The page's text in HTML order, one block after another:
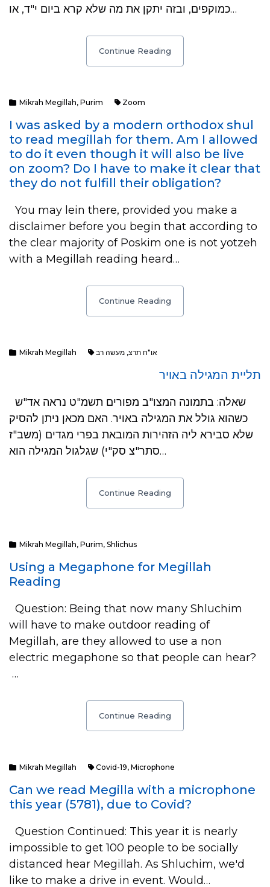
כמוקפים, ובזה יתקן את מה שלא קרא ביום י"ד, או…
Continue Reading
Mikrah Megillah, Purim Zoom
I was asked by a modern orthodox shul
to read megillah for them. Am I allowed
to do it even though it will also be live
on zoom? Do I have to make it clear that
they do not fulfill their obligation?
You may lein there, provided you make a
disclaimer before you begin that according to
the clear majority of Poskim one is not yotzeh
with a Megillah reading heard…
Continue Reading
Mikrah Megillah או"ח תרצ, מעשה רב
תליית המגילה באויר
כשהוא גולל את המגילה באויר. האם מכאן ניתן להסיק
שלא סבירא ליה הזהירות המובאת בפרי מגדים (משב"ז
סתר"צ סק"י) שגלגול המגילה הוא…
Continue Reading
Mikrah Megillah, Purim, Shlichus
Using a Megaphone for Megillah
Reading
Question: Being that now many Shluchim
will have to make outdoor reading of
Megillah, are they allowed to use a non
electric megaphone so that people can hear?
…
Continue Reading
Mikrah Megillah Covid-19, Microphone
Can we read Megilla with a microphone
this year (5781), due to Covid?
Question Continued: This year it is nearly
impossible to get 100 people to be socially
distanced hear Megillah. As Shluchim, we'd
like to make a drive in event. Would…